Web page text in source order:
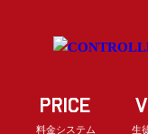
PRICE
料金システム 生